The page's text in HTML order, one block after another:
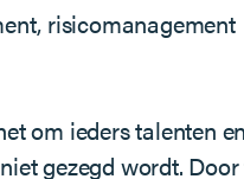
risicomanagement
om ieders talenten
gezegd wordt.